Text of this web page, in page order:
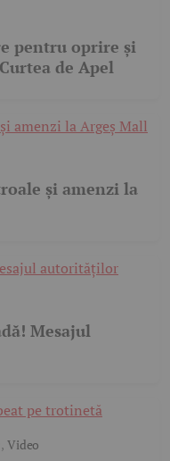
pentru oprire și
de Apel
și amenzi la
Mesajul
, Video